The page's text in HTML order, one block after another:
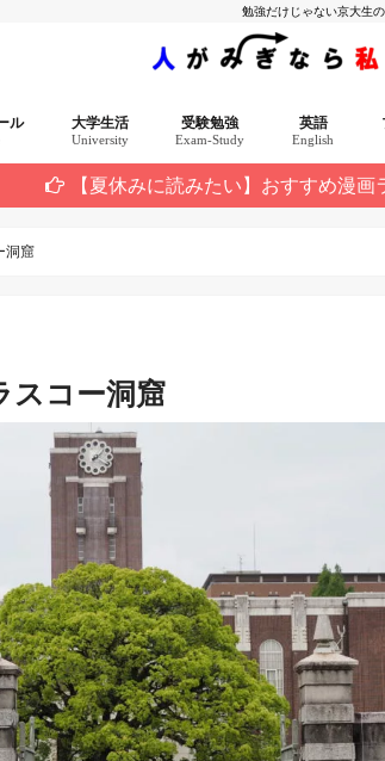
勉強だけじゃない京大生
ル
ほしい 厳選 10記事
大学生活
University
受験勉強
Exam-Study
英語
English
【夏休みに読みたい】おすすめ漫
洞窟
スコー洞窟